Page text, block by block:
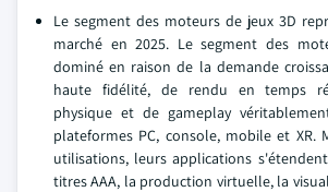
Le segment des moteurs de jeux 3D
marché en 2025. Le segment des
dominé en raison de la demande
haute fidélité, de rendu en temps
physique et de gameplay
plateformes PC, console, mobile et XR.
utilisations, leurs applications
titres AAA, la production virtuelle, la